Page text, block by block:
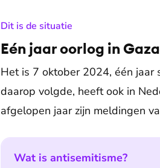
Dit is de situatie
Eén jaar oorlog in
Het is 7 oktober 2024, één jaar
daarop volgde, heeft ook in
afgelopen jaar zijn meldingen
Wat is antisemitisme?